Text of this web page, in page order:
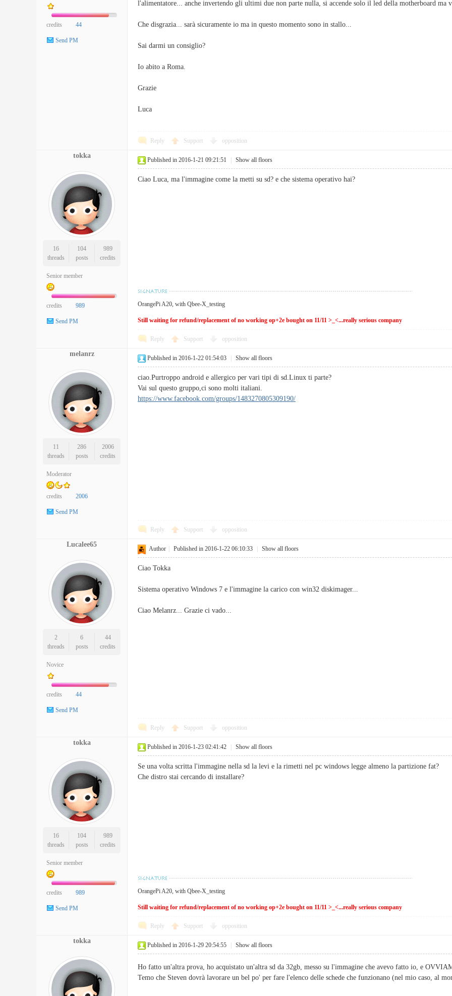
credits 44
Send PM
l'alimentatore... anche invertendo gli ultimi due non parte nulla, si accende solo il led della motherboard ma
Che disgrazia... sarà sicuramente io ma in questo momento sono in stallo...
Sai darmi un consiglio?
Io abito a Roma.
Grazie
Luca
Reply Support opposition
tokka
16
threads
104
posts
989
credits
Senior member
credits 989
Send PM
Published in 2016-1-21 09:21:51 Show all floors
Ciao Luca, ma l'immagine come la metti su sd? e che sistema operativo hai?
OrangePi A20, with Qbee-X_testing
Still waiting for refund/replacement of no working op+2e bought on 11/11 >_<...really serious company
Reply Support opposition
melanrz
11
threads
286
posts
2006
credits
Moderator
credits 2006
Send PM
Published in 2016-1-22 01:54:03 Show all floors
ciao.Purtroppo android e allergico per vari tipi di sd.Linux ti parte?
Vai sul questo gruppo,ci sono molti italiani.
https://www.facebook.com/groups/1483270805309190/
Reply Support opposition
Lucalee65
2
threads
6
posts
44
credits
Novice
credits 44
Send PM
Author Published in 2016-1-22 06:10:33 Show all floors
Ciao Tokka
Sistema operativo Windows 7 e l'immagine la carico con win32 diskimager...
Ciao Melanrz... Grazie ci vado...
Reply Support opposition
tokka
16
threads
104
posts
989
credits
Senior member
credits 989
Send PM
Published in 2016-1-23 02:41:42 Show all floors
Se una volta scritta l'immagine nella sd la levi e la rimetti nel pc windows legge almeno la partizione fat?
Che distro stai cercando di installare?
OrangePi A20, with Qbee-X_testing
Still waiting for refund/replacement of no working op+2e bought on 11/11 >_<...really serious company
Reply Support opposition
tokka
Published in 2016-1-29 20:54:55 Show all floors
Ho fatto un'altra prova, ho acquistato un'altra sd da 32gb, messo su l'immagine che avevo fatto io, e
Temo che Steven dovrà lavorare un bel po' per fare l'elenco delle schede che funzionano (nel mio caso, al